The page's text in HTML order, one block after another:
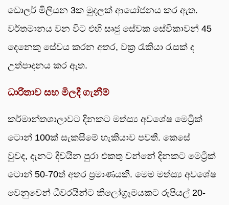
ඩොලර් මිලියන 3ක මුදලක් ආයෝජනය කර ඇත.
වර්තමානය වන විට එහි සෘජු සේවක සේවිකාවන් 45
දෙනෙකු සේවය කරන අතර, වක්‍ර රැකියා රැසක් ද
උත්පාදනය කර ඇත.
ධාරිතාව සහ මිලදී ගැනීම්
කර්මාන්තශාලාවට දිනකට මත්ස්‍ය අවශේෂ මෙට්‍රික්
ටොන් 100ක් සැකසීමේ හැකියාව පවතී. කෙසේ
වුවද, දැනට දිවයින පුරා එකතු වන්නේ දිනකට මෙට්‍රික්
ටොන් 50-70ත් අතර ප්‍රමාණයකි. මෙම මත්ස්‍ය අවශේෂ
වෙනුවෙන් ධීවරයින්ට කිලෝග්‍රෑමයකට රුපියල් 20-